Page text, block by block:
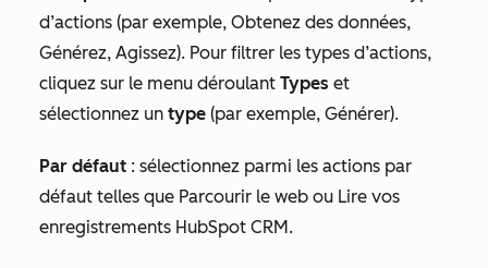
d’actions (par exemple, Obtenez des données,
Générez, Agissez). Pour filtrer les types d’actions,
cliquez sur le menu déroulant Types et
sélectionnez un type (par exemple, Générer).
Par défaut : sélectionnez parmi les actions par
défaut telles que Parcourir le web ou Lire vos
enregistrements HubSpot CRM.